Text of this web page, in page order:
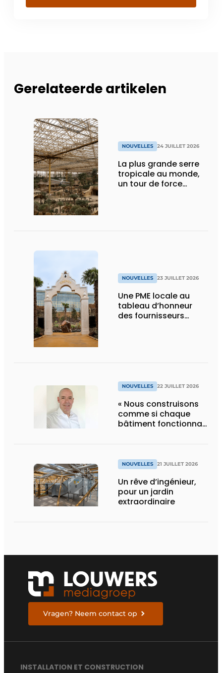
Gerelateerde artikelen
NOUVELLES 24 JUILLET 2026
La plus grande serre
tropicale au monde,
un tour de force
NOUVELLES 23 JUILLET 2026
Une PME locale au
tableau d’honneur
des fournisseurs
NOUVELLES 22 JUILLET 2026
« Nous construisons
comme si chaque
bâtiment fonctionnait
» NOUVELLES 21 JUILLET 2026
Un rêve d’ingénieur,
pour un jardin
extraordinaire
Vragen? Neem contact op
INSTALLATION ET CONSTRUCTION